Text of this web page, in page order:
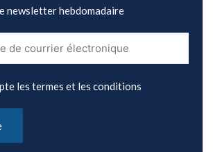
newsletter hebdomadaire
les termes et les conditions